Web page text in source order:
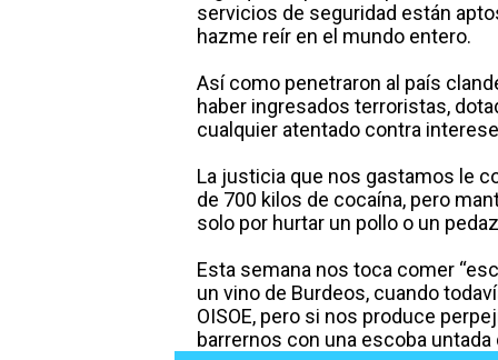
servicios de seguridad están
hazme reír en el mundo entero.
Así como penetraron al país
haber ingresados terroristas,
cualquier atentado contra
La justicia que nos gastamos le
de 700 kilos de cocaína, pero
solo por hurtar un pollo o un
Esta semana nos toca comer
un vino de Burdeos, cuando
OISOE, pero si nos produce
barrernos con una escoba untada